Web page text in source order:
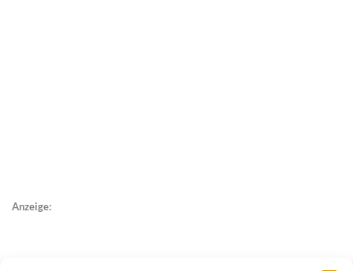
Anzeige: